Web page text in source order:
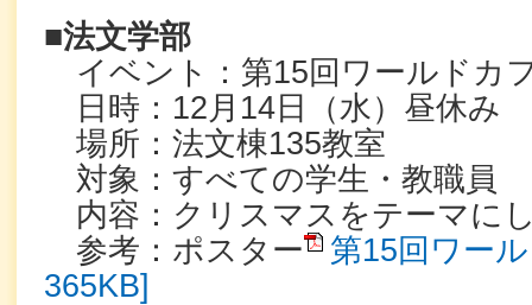
■法文学部
イベント：第15回ワールドカ
日時：12月14日（水）昼休み
場所：法文棟135教室
対象：すべての学生・教職員
内容：クリスマスをテーマに
参考：ポスター
第15回ワー
365KB]